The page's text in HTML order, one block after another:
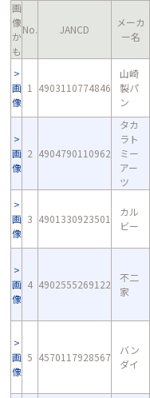
画
像
か
も
No. JANCD
メーカ
ー名
画
像
1 4903110774846
山崎
製パ
ン
画
像
2 4904790110962
タカ
ラト
ミー
アー
ツ
画
像
3 4901330923501
カル
ビー
画
像
4 4902555269122
不二
家
画
像
5 4570117928567
バン
ダイ